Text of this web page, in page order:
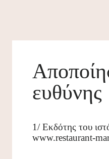
ευθύνης
1/ Εκδότης του
www.restaurant-